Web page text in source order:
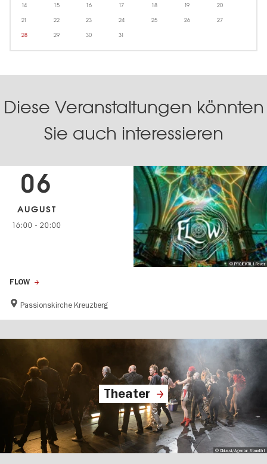
14 15 16 17 18 19 20
21 22 23 24 25 26 27
28 29 30 31
Diese Veranstaltungen könnten
Sie auch interessieren
FLOW
Passionskirche Kreuzberg
06
AUGUST
16:00 - 20:00
© PROJEKTIL I Fever
Theater
© Chiussi/Agentur StandArt